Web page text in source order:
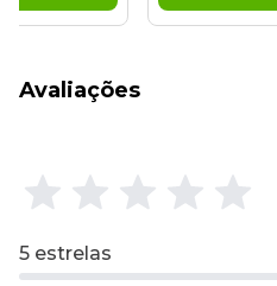
Avaliações
5 estrelas